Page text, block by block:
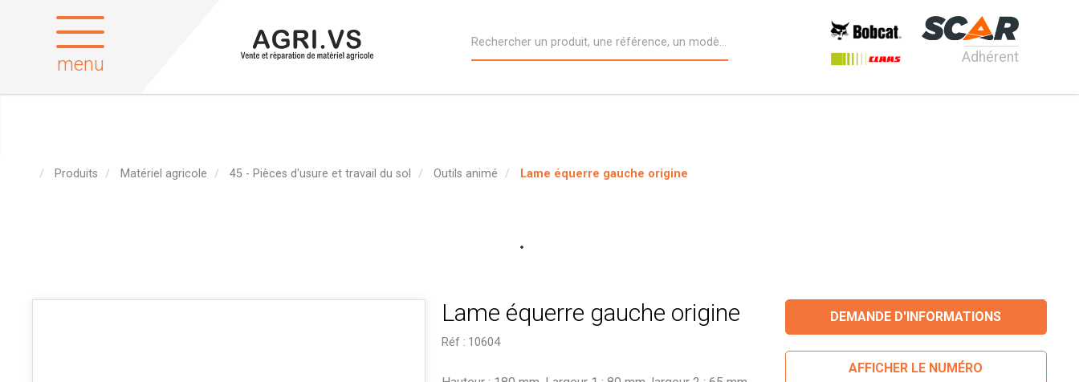
menu Adhérent
Produits Matériel agricole 45 - Pièces d'usure et travail du sol Outils animé Lame équerre gauche origine
Lame équerre gauche origine
Réf : 10604
DEMANDE D'INFORMATIONS
AFFICHER LE NUMÉRO